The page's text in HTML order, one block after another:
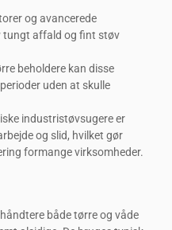
og avancerede
tungt affald og fint støv
beholdere kan disse
uden at skulle
industristøvsugere er
og slid, hvilket gør
formange virksomheder.
både tørre og våde